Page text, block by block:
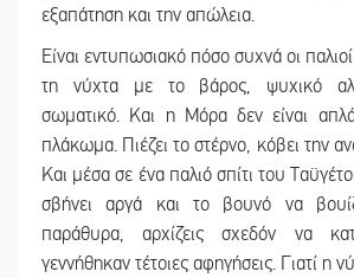
εξαπάτηση και την απώλεια.
Είναι εντυπωσιακό πόσο συχνά οι
τη νύχτα με το βάρος, ψυχικό
σωματικό. Και η Μόρα δεν είναι
πλάκωμα. Πιέζει το στέρνο, κόβει την
Και μέσα σε ένα παλιό σπίτι του
σβήνει αργά και το βουνό να
παράθυρα, αρχίζεις σχεδόν να
γεννήθηκαν τέτοιες αφηγήσεις. Γιατί η